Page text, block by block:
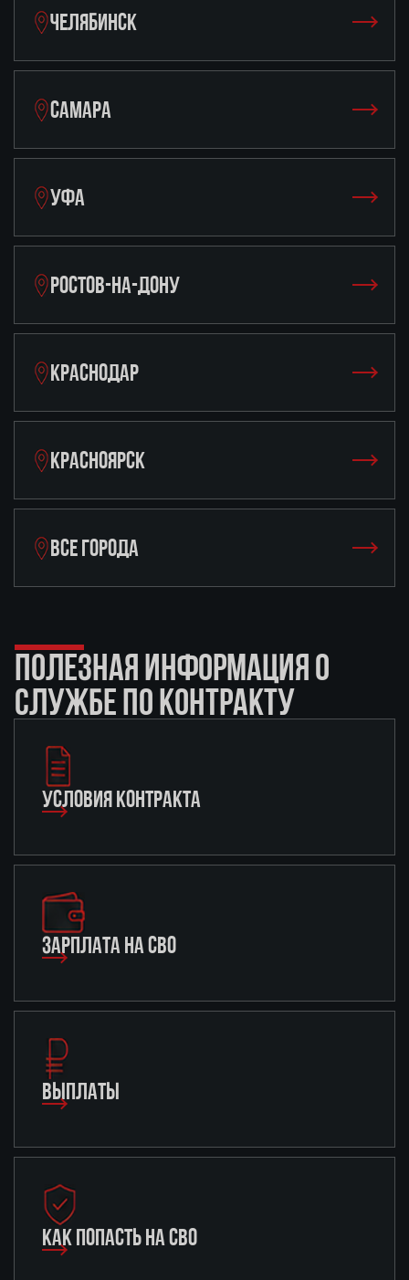
ЧЕЛЯБИНСК
САМАРА
УФА
РОСТОВ-НА-ДОНУ
КРАСНОДАР
КРАСНОЯРСК
ВСЕ ГОРОДА
ПОЛЕЗНАЯ ИНФОРМАЦИЯ О
СЛУЖБЕ ПО КОНТРАКТУ
УСЛОВИЯ КОНТРАКТА
ЗАРПЛАТА НА СВО
ВЫПЛАТЫ
КАК ПОПАСТЬ НА СВО